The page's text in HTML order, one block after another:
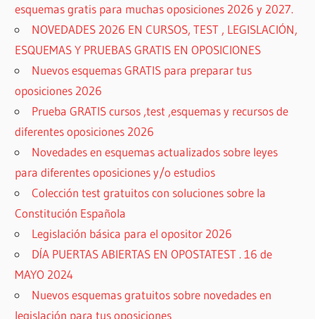
esquemas gratis para muchas oposiciones 2026 y 2027.
NOVEDADES 2026 EN CURSOS, TEST , LEGISLACIÓN,
ESQUEMAS Y PRUEBAS GRATIS EN OPOSICIONES
Nuevos esquemas GRATIS para preparar tus
oposiciones 2026
Prueba GRATIS cursos ,test ,esquemas y recursos de
diferentes oposiciones 2026
Novedades en esquemas actualizados sobre leyes
para diferentes oposiciones y/o estudios
Colección test gratuitos con soluciones sobre la
Constitución Española
Legislación básica para el opositor 2026
DÍA PUERTAS ABIERTAS EN OPOSTATEST . 16 de
MAYO 2024
Nuevos esquemas gratuitos sobre novedades en
legislación para tus oposiciones